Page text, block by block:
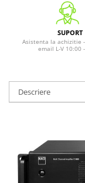
SUPORT
Asistenta la achizitie
email L-V 10:00
Descriere